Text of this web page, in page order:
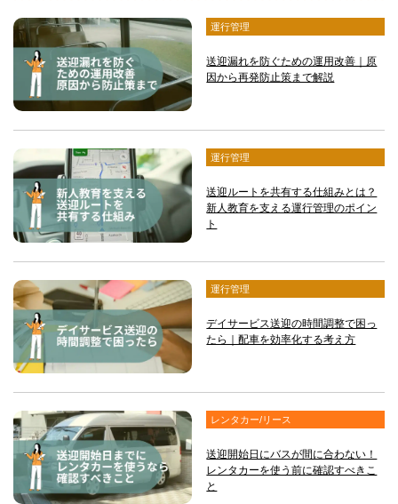
運行管理
送迎漏れを防ぐための運用改善｜原
因から再発防止策まで解説
運行管理
送迎ルートを共有する仕組みとは？
新人教育を支える運行管理のポイン
ト
運行管理
デイサービス送迎の時間調整で困っ
たら｜配車を効率化する考え方
レンタカー/リース
送迎開始日にバスが間に合わない！
レンタカーを使う前に確認すべきこ
と